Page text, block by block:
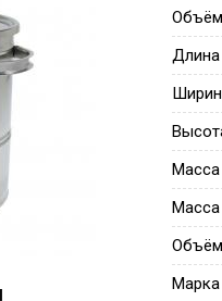
Объём
Длина
Масса
Масса
Марка